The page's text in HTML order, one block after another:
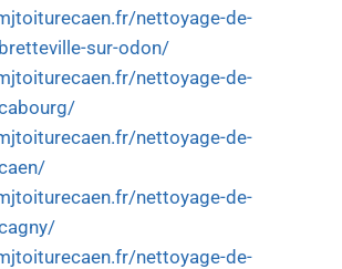
nettoyage-de-
sur-odon/
nettoyage-de-
nettoyage-de-
nettoyage-de-
nettoyage-de-